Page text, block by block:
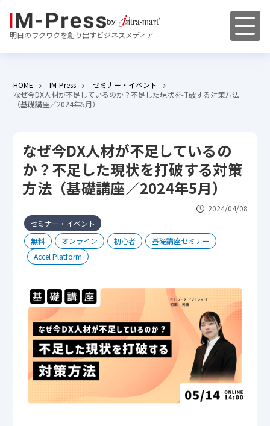
明日のワクワクを創り出すビジネスメディア
HOME IM-Press
セミナー・イベント
なぜ今DX人材が不足しているのか？不足した現状を打破する対策方法
（基礎講座／2024年5月）
なぜ今DX人材が不足しているの
か？不足した現状を打破する対策
方法（基礎講座／2024年5月）
2024/04/08
セミナー・イベント
無料
オンライン 初心者
基礎講座セミナー
Accel Platform